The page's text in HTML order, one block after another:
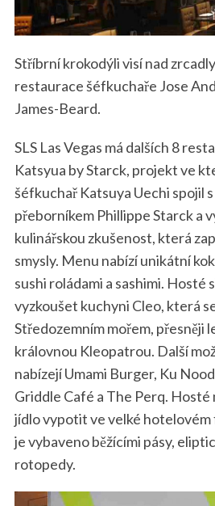
Stříbrní krokodýli visí nad
restaurace šéfkuchaře Jose
James-Beard.
SLS Las Vegas má dalších 8
Katsyua by Starck, projekt ve
šéfkuchař Katsuya Uechi spojil
přeborníkem Phillippe Starck a
kulinářskou zkušenost, která
smysly. Menu nabízí unikátní
sushi roládami a sashimi. Hosté
vyzkoušet kuchyni Cleo, která
Středozemním mořem, přesněji
královnou Kleopatrou. Další
nabízejí Umami Burger, Ku
Griddle Café a The Perq.
jídlo vypotit ve velké
je vybaveno běžícími pásy,
rotopedy.